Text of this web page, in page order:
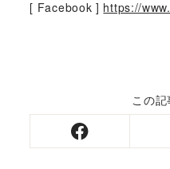
[ Facebook ] https://
この